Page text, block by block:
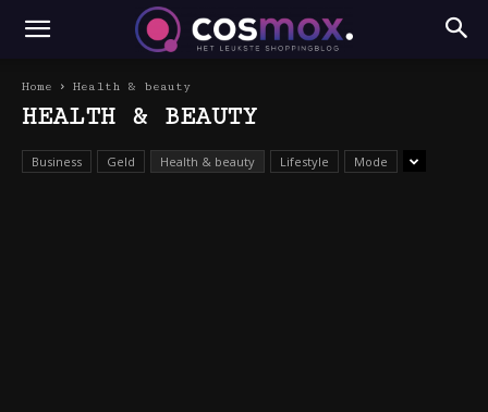
Home Health & beauty
HEALTH & BEAUTY
Business Geld Health & beauty Lifestyle Mode